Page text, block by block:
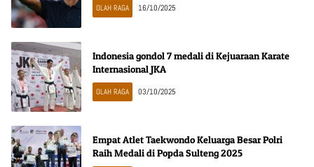
OLAH RAGA 16/10/2025
Indonesia gondol 7 medali di Kejuaraan Karate
Internasional JKA
OLAH RAGA 03/10/2025
Empat Atlet Taekwondo Keluarga Besar Polri
Raih Medali di Popda Sulteng 2025